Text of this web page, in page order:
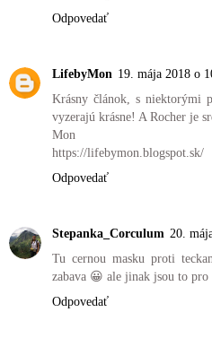
Odpovedať
LifebyMon 19. mája 2018 o
Krásny článok, s niektorými
vyzerajú krásne! A Rocher je
Mon
https://lifebymon.blogspot.sk/
Odpovedať
Stepanka_Corculum 20.
Tu cernou masku proti
zabava 😀 ale jinak jsou to
Odpovedať